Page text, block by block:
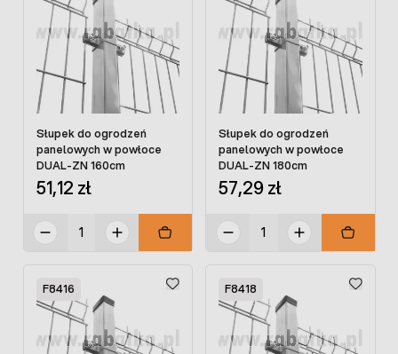
Słupek do ogrodzeń
panelowych w powłoce
DUAL-ZN 160cm
51,12 zł
Słupek do ogrodzeń
panelowych w powłoce
DUAL-ZN 180cm
57,29 zł
F8416 F8418